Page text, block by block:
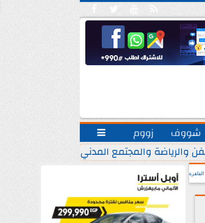
   

شووف زووم 
والرياضة والمجتمع المدني.. يشاركون